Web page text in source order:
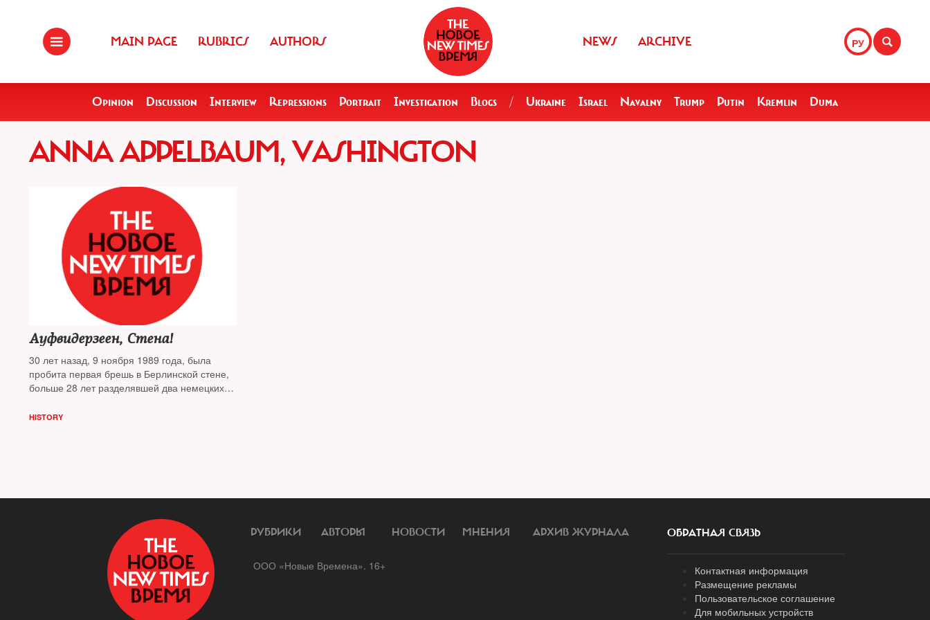
MAIN PAGE RUBRICS AUTHORS РУ
NEWS ARCHIVE
Opinion Discussion Interview Repressions Portrait Investigation Blogs / Ukraine Israel Navalny Trump Putin Kremlin Duma
ANNA APPELBAUM, VASHINGTON
Ауфвидерзеен, Стена!
30 лет назад, 9 ноября 1989 года, была
пробита первая брешь в Берлинской стене,
больше 28 лет разделявшей два немецких
разделения Европы, зримой границей
HISTORY
РУБРИКИ АВТОРЫ НОВОСТИ МНЕНИЯ АРХИВ ЖУРНАЛА
ООО «Новые Времена». 16+
ОБРАТНАЯ СВЯЗЬ
Контактная информация
Размещение рекламы
Пользовательское соглашение
Для мобильных устройств